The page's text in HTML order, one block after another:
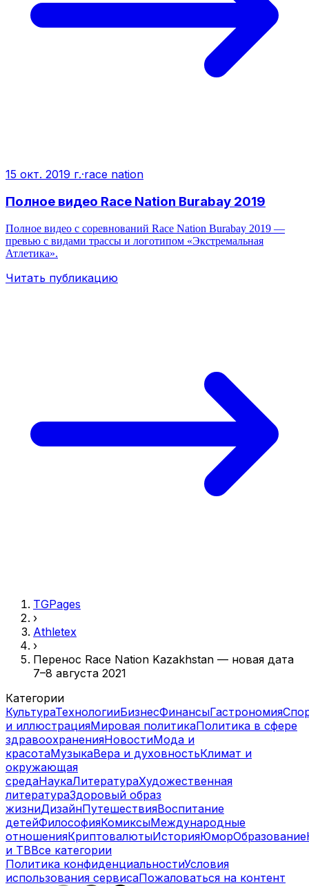
15 окт. 2019 г.·race nation
Полное видео Race Nation Burabay 2019
Полное видео с соревнований Race Nation Burabay 2019 —
превью с видами трассы и логотипом «Экстремальная
Атлетика».
Читать публикацию
TGPages
›
Athletex
›
Перенос Race Nation Kazakhstan — новая дата
7–8 августа 2021
Категории
КультураТехнологииБизнесФинансыГастрономия
и иллюстрацияМировая политикаПолитика в сфере
здравоохраненияНовостиМода и
красотаМузыкаВера и духовностьКлимат и
окружающая
средаНаукаЛитератураХудожественная
литератураЗдоровый образ
жизниДизайнПутешествияВоспитание
детейФилософияКомиксыМеждународные
отношенияКриптовалютыИсторияЮморОбразование
и ТВВсе категории
Политика конфиденциальностиУсловия
использования сервисаПожаловаться на контент